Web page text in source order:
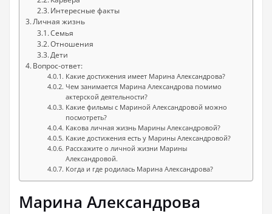
Интересные факты
Личная жизнь
Семья
Отношения
Дети
Вопрос-ответ:
Какие достижения имеет Марина Александрова?
Чем занимается Марина Александрова помимо
актерской деятельности?
Какие фильмы с Мариной Александровой можно
посмотреть?
Какова личная жизнь Марины Александровой?
Какие достижения есть у Марины Александровой?
Расскажите о личной жизни Марины
Александровой.
Когда и где родилась Марина Александрова?
Марина Александрова